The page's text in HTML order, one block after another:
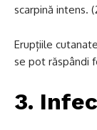
scarpină intens.
Erupțiile
se pot răspândi
3.